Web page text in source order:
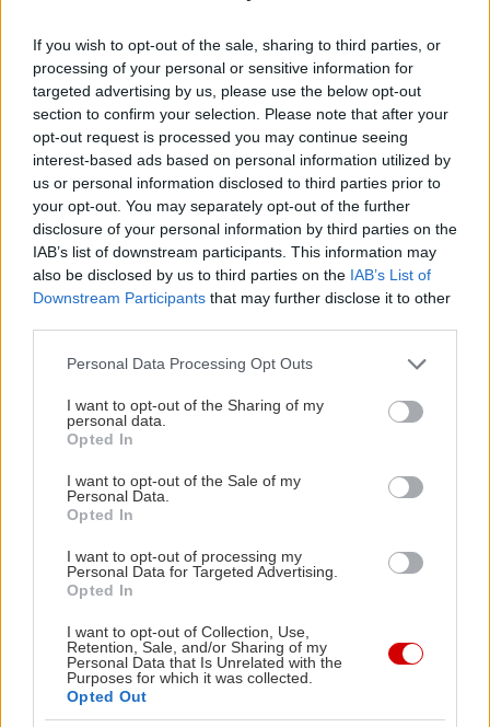
If you wish to opt-out of the sale, sharing to third parties, or
processing of your personal or sensitive information for
targeted advertising by us, please use the below opt-out
section to confirm your selection. Please note that after your
opt-out request is processed you may continue seeing
interest-based ads based on personal information utilized by
us or personal information disclosed to third parties prior to
your opt-out. You may separately opt-out of the further
disclosure of your personal information by third parties on the
IAB’s list of downstream participants. This information may
also be disclosed by us to third parties on the IAB’s List of
Downstream Participants that may further disclose it to other
Please note that this website/app uses one or more Google
not limited to your visit or usage behaviour. You may click to
grant or deny consent to Google and its third-party tags to
use your data for below specified purposes in below Google
consent section.
Personal Data Processing Opt Outs
I want to opt-out of the Sharing of my
personal data.
Opted In
I want to opt-out of the Sale of my
Personal Data.
Opted In
I want to opt-out of processing my
Personal Data for Targeted Advertising.
Opted In
I want to opt-out of Collection, Use,
Retention, Sale, and/or Sharing of my
Personal Data that Is Unrelated with the
Purposes for which it was collected.
Opted Out
Στην Κεντρική Ευρώπη, που κερδίζει όλο και
περισσότερο έδαφος ως προορισμός για τους
λάτρεις των κοκτέιλ, ξεχωρίζει τοMirror Bar
Μπρατισλάβας, που αναδεικνύεται Best Bar in
Slovakia και κατατάσσεται στο Νο.8. ΤοWax On
στο Νο.17, κερδίζει τον τίτλο του Best Bar in
Germany, ενώ τοAlma Pragueαναγνωρίζεται
ως Best Bar in Czechia στη θέση Νο.25. Από την
Πράγα στη λίστα βρίσκεται και τοForbina Bar
στο Νο.38. ΤοTagστην Κρακοβία είναι το Best
Bar in Poland, καταλαμβάνοντας τη θέση Νο.39.
Νο.44 και αναδεικνύεται Best Bar in Switzerland,
ενώ τοDunlinτου Ίνσμπρουκ κερδίζει τον τίτλο
του Best Bar in Austria, στη θέση Νο.50.
Ειδικά Βραβεία
Panda & Sonsστο Εδιμβούργο λαμβάνει το
βραβείοBest Cocktail Menu
για το Transcend,
βασίζεται αποκλειστικά σε τεχνικές ψύξης κάτω
από το μηδέν. Μέσα από αυτή την προσέγγιση, το
μενού αναδεικνύει την επίδραση της ψύξης, της